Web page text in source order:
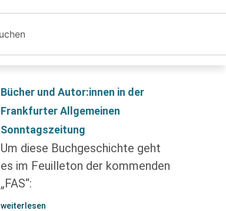
Bücher und Autor:innen in der
Frankfurter Allgemeinen
Sonntagszeitung
Um diese Buchgeschichte geht
es im Feuilleton der kommenden
„FAS“:
weiterlesen